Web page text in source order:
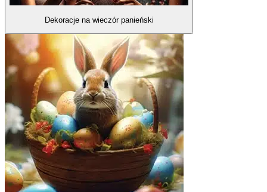
Dekoracje na wieczór panieński